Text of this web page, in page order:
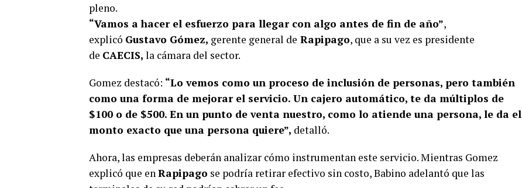
pleno.
“Vamos a hacer el esfuerzo para llegar con algo antes de fin de año”,
explicó Gustavo Gómez, gerente general de Rapipago, que a su vez es presidente
de CAECIS, la cámara del sector.
Gomez destacó: “Lo vemos como un proceso de inclusión de personas, pero también
como una forma de mejorar el servicio. Un cajero automático, te da múltiplos de
$100 o de $500. En un punto de venta nuestro, como lo atiende una persona, le da el
monto exacto que una persona quiere”, detalló.
Ahora, las empresas deberán analizar cómo instrumentan este servicio. Mientras Gomez
explicó que enRapipago se podría retirar efectivo sin costo, Babino adelantó que las